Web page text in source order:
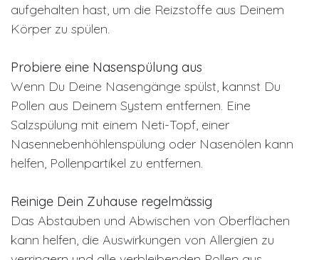
aufgehalten hast, um die Reizstoffe aus Deinem
Körper zu spülen.
Probiere eine Nasenspülung aus
Wenn Du Deine Nasengänge spülst, kannst Du
Pollen aus Deinem System entfernen. Eine
Salzspülung mit einem Neti-Topf, einer
Nasennebenhöhlenspülung oder Nasenölen kann
helfen, Pollenpartikel zu entfernen.
Reinige Dein Zuhause regelmässig
Das Abstauben und Abwischen von Oberflächen
kann helfen, die Auswirkungen von Allergien zu